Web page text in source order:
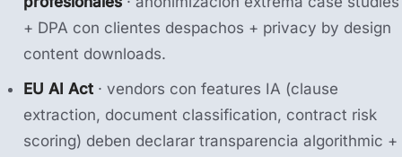
+ DPA con clientes despachos + privacy by design
content downloads.
EU AI Act · vendors con features IA (clause
extraction, document classification, contract risk
scoring) deben declarar transparencia algorithmic +